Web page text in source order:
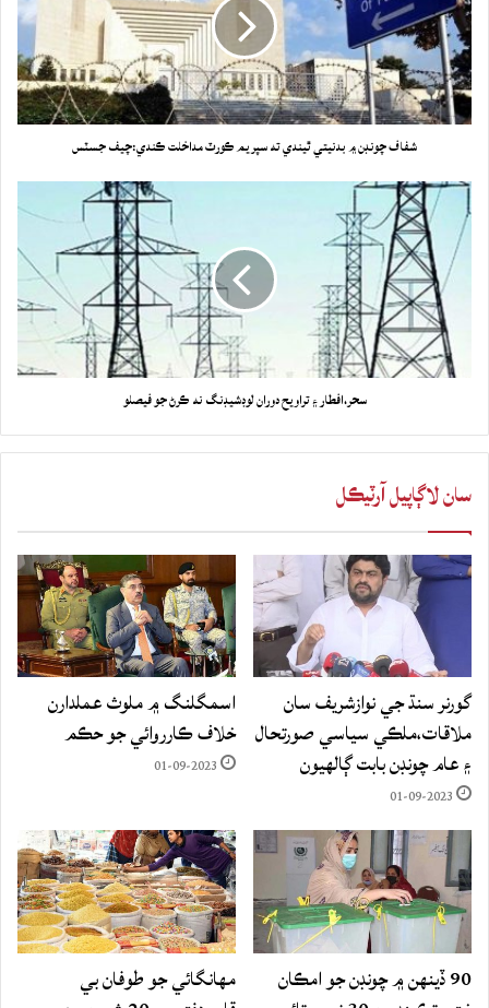
شفاف چونڊن ۾ بدنيتي ٿيندي ته سپريم ڪورٽ مداخلت ڪندي:چيف جسٽس
سحر،افطار ۽ تراويح دوران لوڊشيڊنگ نه ڪرڻ جو فيصلو
سان لاڳاپيل آرٽيڪل
گورنر سنڌ جي نوازشريف سان
ملاقات،ملڪي سياسي صورتحال
۽ عام چونڊن بابت ڳالهيون
01-09-2023
اسمگلنگ ۾ ملوث عملدارن
خلاف ڪارروائي جو حڪم
01-09-2023
90 ڏينهن ۾ چونڊن جو امڪان
مهانگائي جو طوفان بي